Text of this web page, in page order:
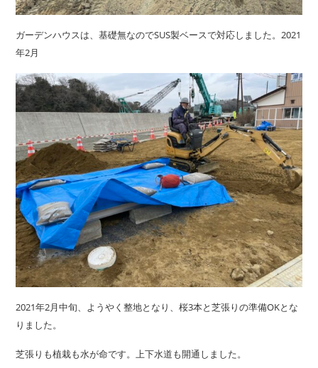
ガーデンハウスは、基礎無なのでSUS製ベースで対応しました。2021
年2月
2021年2月中旬、ようやく整地となり、桜3本と芝張りの準備OKとな
りました。
芝張りも植栽も水が命です。上下水道も開通しました。